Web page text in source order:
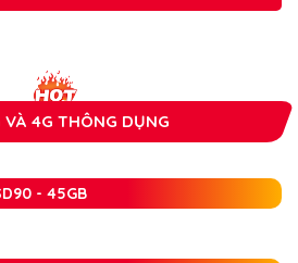
VÀ 4G THÔNG DỤNG
- 45GB